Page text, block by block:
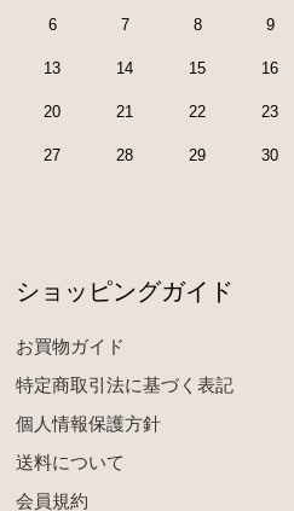
6 7 8 9
13 14 15 16
20 21 22 23
27 28 29 30
ショッピングガイド
お買物ガイド
特定商取引法に基づく表記
個人情報保護方針
送料について
会員規約